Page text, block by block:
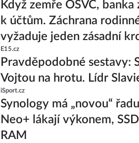
Když zemře OSVČ,
k účtům. Záchrana
vyžaduje jeden zásadní
E15.cz
Pravděpodobné sestavy:
Vojtou na hrotu. Lídr
iSport.cz
Synology má „novou“
Neo+ lákají výkonem,
RAM